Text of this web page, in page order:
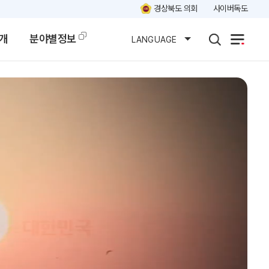
경상북도 의회 사이버독도
분야별정보 LANGUAGE